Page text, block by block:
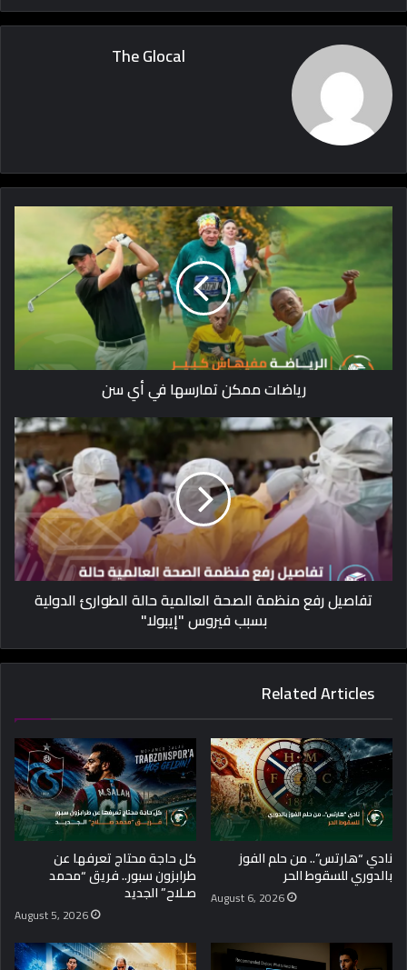
The Glocal
رياضات ممكن تمارسها في أي سن
تفاصيل رفع منظمة الصحة العالمية حالة الطوارئ الدولية
بسبب فيروس "إيبولا"
Related Articles
نادي “هارتس”.. من حلم الفوز
بالدوري للسقوط الحر
August 6, 2026
كل حاجة محتاج تعرفها عن
طرابزون سبور.. فريق “محمد
صـلاح” الجديد
August 5, 2026